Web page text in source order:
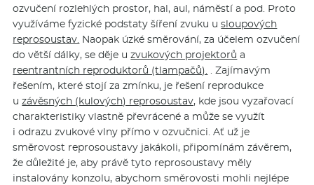
ozvučení rozlehlých prostor, hal, aul, náměstí a pod. Proto
využíváme fyzické podstaty šíření zvuku usloupových
reprosoustav. Naopak úzké směrování, za účelem ozvučení
do větší dálky, se děje uzvukových projektorů a
reentrantních reproduktorů (tlampačů). . Zajímavým
řešením, které stojí za zmínku, je řešení reprodukce
uzávěsných (kulových) reprosoustav, kde jsou vyzařovací
charakteristiky vlastně převrácené a může se využít
i odrazu zvukové vlny přímo v ozvučnici. Ať už je
směrovost reprosoustavy jakákoli, připomínám závěrem,
že důležité je, aby právě tyto reprosoustavy měly
instalovány konzolu, abychom směrovosti mohli nejlépe